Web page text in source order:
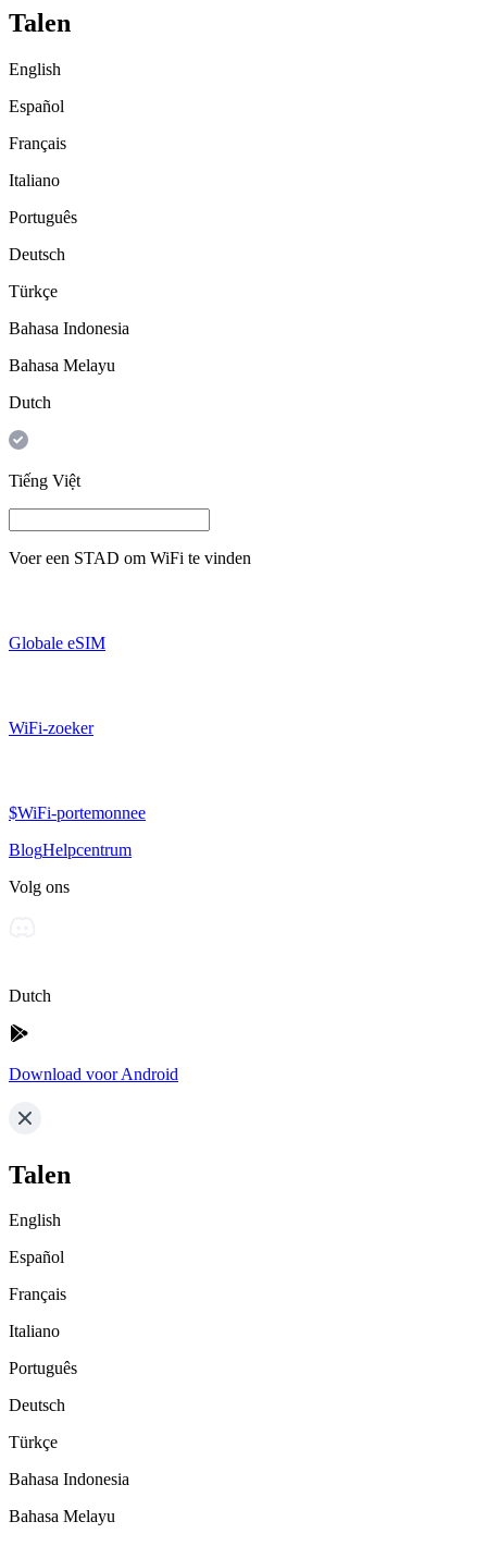
Talen
English
Español
Français
Italiano
Português
Deutsch
Türkçe
Bahasa Indonesia
Bahasa Melayu
Dutch
Tiếng Việt
Voer een STAD om WiFi te vinden
Globale eSIM
WiFi-zoeker
$WiFi-portemonnee
BlogHelpcentrum
Volg ons
Dutch
Download voor Android
Talen
English
Español
Français
Italiano
Português
Deutsch
Türkçe
Bahasa Indonesia
Bahasa Melayu